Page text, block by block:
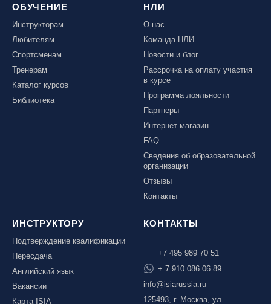
ОБУЧЕНИЕ
Инструкторам
Любителям
Спортсменам
Тренерам
Каталог курсов
Библиотека
НЛИ
О нас
Команда НЛИ
Новости и блог
Рассрочка на оплату участия
в курсе
Программа лояльности
Партнеры
Интернет-магазин
FAQ
Сведения об образовательной
организации
Отзывы
Контакты
ИНСТРУКТОРУ
Подтверждение квалификации
Пересдача
Английский язык
Вакансии
Карта ISIA
КОНТАКТЫ
+7 495 989 70 51
+ 7 910 086 06 89
info@isiarussia.ru
125493, г. Москва, ул.